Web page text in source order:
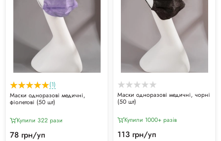
(1)
Маски одноразові медичні,
фіолетові (50 шт)
Купили 322 рази
78 грн/уп
Маски одноразові медичні, чорні
(50 шт)
Купили 1000+ разiв
113 грн/уп